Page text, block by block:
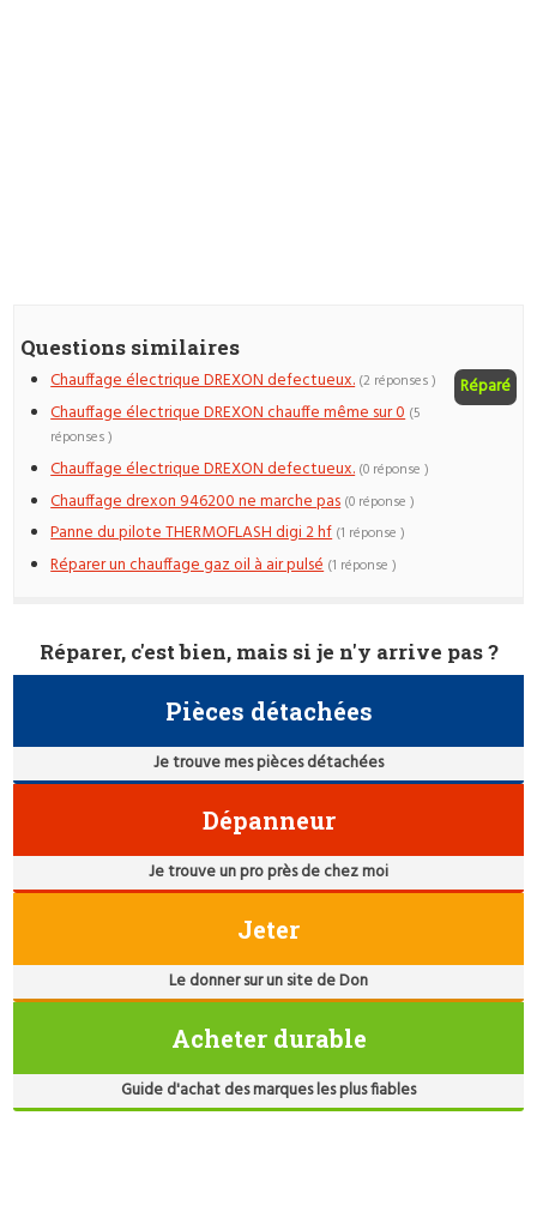
Questions similaires
Chauffage électrique DREXON defectueux. Réparé
(2 réponses )
Chauffage électrique DREXON chauffe même sur 0 (5
réponses )
Chauffage électrique DREXON defectueux. (0 réponse )
Chauffage drexon 946200 ne marche pas (0 réponse )
Panne du pilote THERMOFLASH digi 2 hf (1 réponse )
Réparer un chauffage gaz oil à air pulsé (1 réponse )
Réparer, c'est bien, mais si je n'y arrive pas ?
Pièces détachées
Je trouve mes pièces détachées
Dépanneur
Je trouve un pro près de chez moi
Jeter
Le donner sur un site de Don
Acheter durable
Guide d'achat des marques les plus fiables